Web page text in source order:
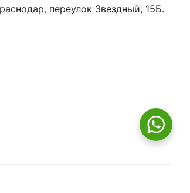
переулок Звездный, 15Б.